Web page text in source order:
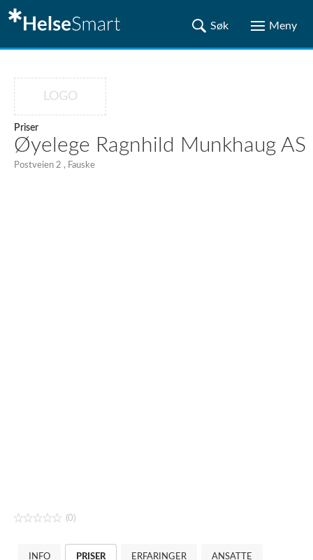
LOGO
Priser
Øyelege Ragnhild Munkhaug AS
Postveien 2 , Fauske
(0)
INFO PRISER ERFARINGER ANSATTE